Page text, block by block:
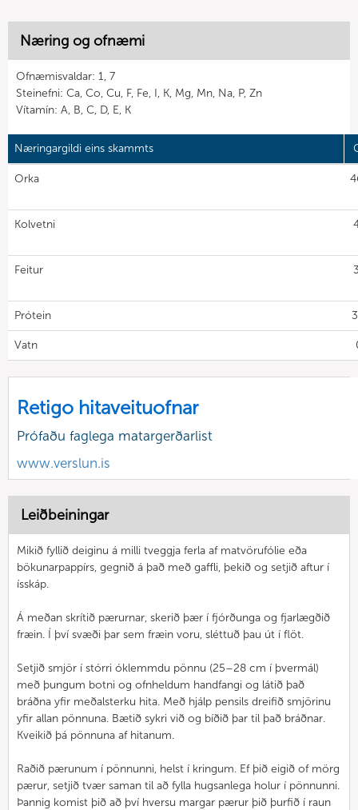
Næring og ofnæmi
Ofnæmisvaldar: 1, 7
Steinefni: Ca, Co, Cu, F, Fe, I, K, Mg, Mn, Na, P, Zn
Vítamín: A, B, C, D, E, K
Næringargildi eins skammts
Orka
Kolvetni
Feitur
Prótein
Vatn
Retigo hitaveituofnar
Prófaðu faglega matargerðarlist
www.verslun.is
Leiðbeiningar
Mikið fyllið deiginu á milli tveggja ferla af matvörufólie eða
bökunarpappírs, gegnið á það með gaffli, þekið og setjið aftur í
ísskáp.
Á meðan skrítið pærurnar, skerið þær í fjórðunga og fjarlægðið
fræin. Í því svæði þar sem fræin voru, sléttuð þau út í flöt.
Setjið smjör í stórri óklemmdu pönnu (25–28 cm í þvermál)
með þungum botni og ofnheldum handfangi og látið það
bráðna yfir meðalsterku hita. Með hjálp pensils dreifið smjörinu
yfir allan pönnuna. Bætið sykri við og bíðið þar til það bráðnar.
Kveikið þá pönnuna af hitanum.
Raðið pærunum í pönnunni, helst í kringum. Ef þið eigið of mörg
pærur, setjið tvær saman til að fylla hugsanlega holur í pönnunni.
Þannig komist þið að því hversu margar pærur þið þurfið í raun